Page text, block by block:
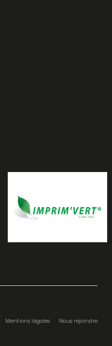
Mentions légales
Nous rejoindre